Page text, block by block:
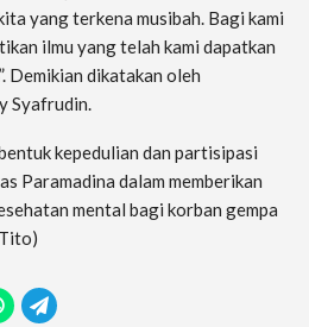
yang terkena musibah. Bagi kami
ilmu yang telah kami dapatkan
Demikian dikatakan oleh
Syafrudin.
kepedulian dan partisipasi
Paramadina dalam memberikan
mental bagi korban gempa